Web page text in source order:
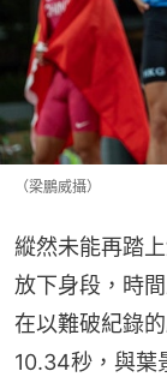
（梁鵬威攝）
縱然未能再踏
放下身段，時
在以難破紀錄
10.34秒，與葉